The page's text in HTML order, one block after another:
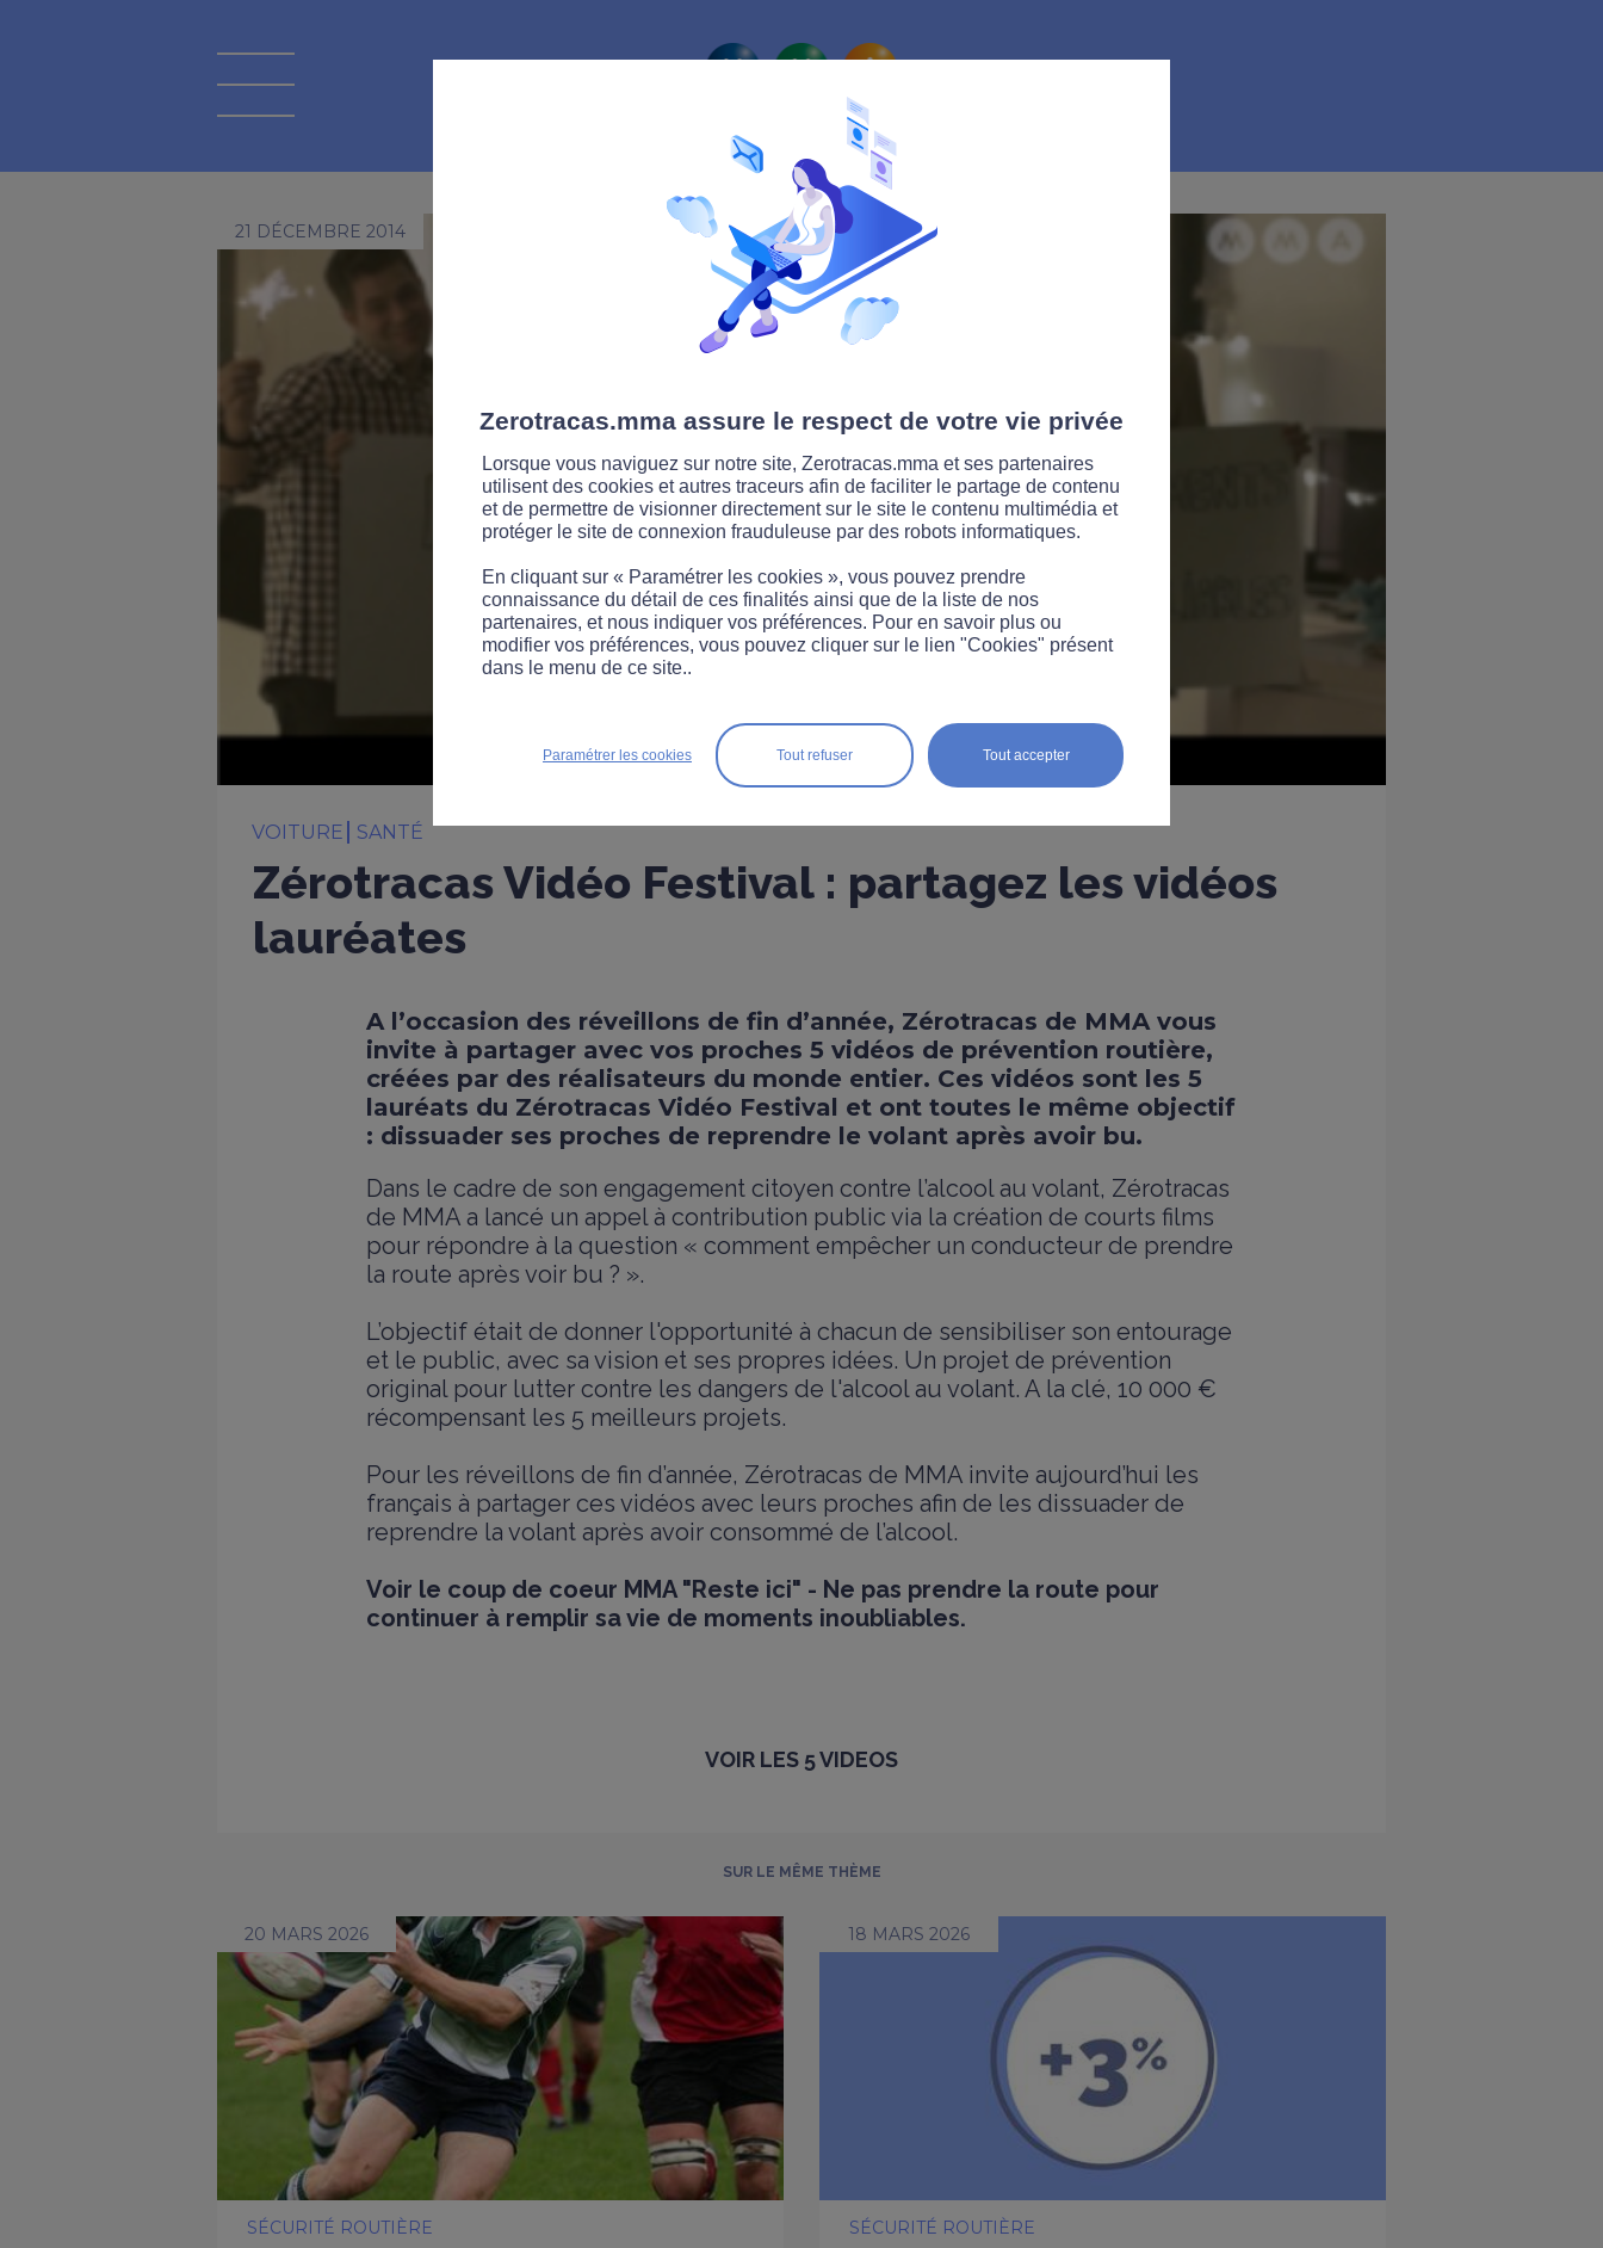
La route Zérotracas
21 DÉCEMBRE 2014
VOITURE SANTÉ
Zérotracas Vidéo Festival : partagez les vidéos
lauréates
A l’occasion des réveillons de fin d’année, Zérotracas de MMA vous
invite à partager avec vos proches 5 vidéos de prévention routière,
créées par des réalisateurs du monde entier. Ces vidéos sont les 5
lauréats du Zérotracas Vidéo Festival et ont toutes le même objectif
: dissuader ses proches de reprendre le volant après avoir bu.
Dans le cadre de son engagement citoyen contre l’alcool au volant, Zérotracas
de MMA a lancé un appel à contribution public via la création de courts films
pour répondre à la question « comment empêcher un conducteur de prendre
la route après voir bu ? ».
L’objectif était de donner l'opportunité à chacun de sensibiliser son entourage
et le public, avec sa vision et ses propres idées. Un projet de prévention
original pour lutter contre les dangers de l'alcool au volant. A la clé, 10 000 €
récompensant les 5 meilleurs projets.
Pour les réveillons de fin d’année, Zérotracas de MMA invite aujourd’hui les
français à partager ces vidéos avec leurs proches afin de les dissuader de
reprendre la volant après avoir consommé de l’alcool.
Voir le coup de coeur MMA "Reste ici" - Ne pas prendre la route pour
continuer à remplir sa vie de moments inoubliables.
VOIR LES 5 VIDEOS
SUR LE MÊME THÈME
20 MARS 2026
SÉCURITÉ ROUTIÈRE
18 MARS 2026
SÉCURITÉ ROUTIÈRE
Zerotracas.mma assure le respect de votre vie privée
Lorsque vous naviguez sur notre site, Zerotracas.mma et ses partenaires
utilisent des cookies et autres traceurs afin de faciliter le partage de contenu
et de permettre de visionner directement sur le site le contenu multimédia et
protéger le site de connexion frauduleuse par des robots informatiques.
En cliquant sur « Paramétrer les cookies », vous pouvez prendre
connaissance du détail de ces finalités ainsi que de la liste de nos
partenaires, et nous indiquer vos préférences. Pour en savoir plus ou
modifier vos préférences, vous pouvez cliquer sur le lien "Cookies" présent
dans le menu de ce site..
Tout accepter
Tout refuser
Paramétrer les cookies